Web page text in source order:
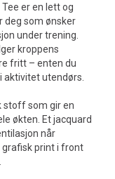
er en lett og
deg som ønsker
under trening.
kroppens
fritt – enten du
aktivitet utendørs.
stoff som gir en
økten. Et jacquard
når
print i front